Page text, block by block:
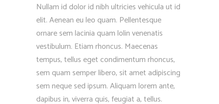
Nullam id dolor id nibh ultricies vehicula ut id
elit. Aenean eu leo quam. Pellentesque
ornare sem lacinia quam lolin venenatis
vestibulum. Etiam rhoncus. Maecenas
tempus, tellus eget condimentum rhoncus,
sem quam semper libero, sit amet adipiscing
sem neque sed ipsum. Aliquam lorem ante,
dapibus in, viverra quis, feugiat a, tellus.